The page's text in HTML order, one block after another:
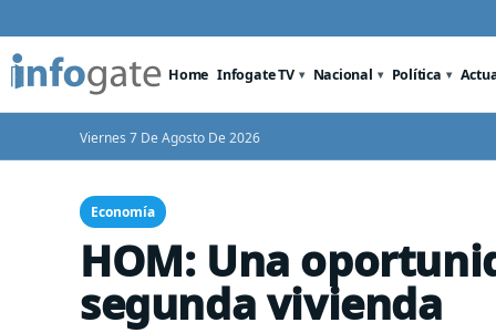
Home Infogate TV Nacional Política
Viernes 7 De Agosto De 2026
Economía
HOM: Una
segunda vivienda